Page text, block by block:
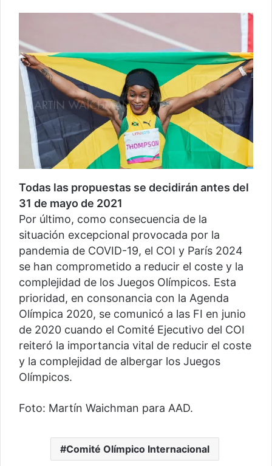
Todas las propuestas se decidirán antes del
31 de mayo de 2021
Por último, como consecuencia de la
situación excepcional provocada por la
pandemia de COVID-19, el COI y París 2024
se han comprometido a reducir el coste y la
complejidad de los Juegos Olímpicos. Esta
prioridad, en consonancia con la Agenda
Olímpica 2020, se comunicó a las FI en junio
de 2020 cuando el Comité Ejecutivo del COI
reiteró la importancia vital de reducir el coste
y la complejidad de albergar los Juegos
Olímpicos.
Foto: Martín Waichman para AAD.
Comité Olímpico Internacional